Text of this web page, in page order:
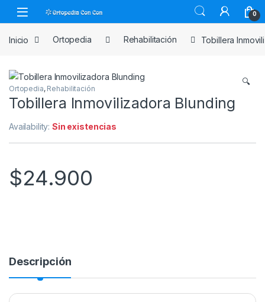
Skip to navigation
Skip to content
0
Inicio Ortopedia Rehabilitación Tobillera
🔍
Ortopedia, Rehabilitación
Tobillera Inmovilizadora Blunding
Availability:Sin existencias
$24.900
Descripción